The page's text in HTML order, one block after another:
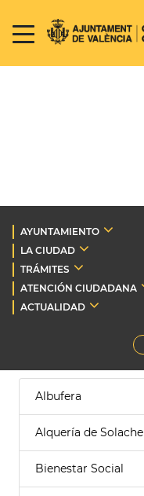
AYUNTAMIENTO
LA CIUDAD
TRÁMITES
ATENCIÓN CIUDADANA
ACTUALIDAD
Albufera
Alquería de Solache
Bienestar Social